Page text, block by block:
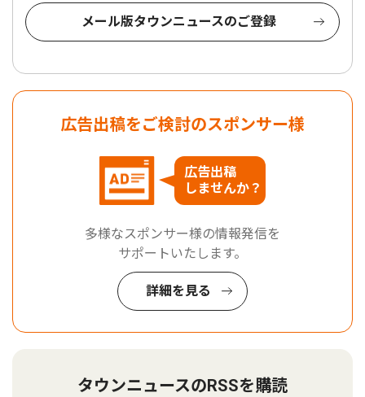
メール版タウンニュースのご登録
広告出稿をご検討のスポンサー様
広告出稿
しませんか？
多様なスポンサー様の情報発信を
サポートいたします。
詳細を見る
タウンニュースのRSSを購読